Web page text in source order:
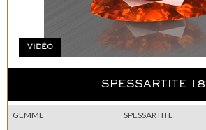
VIDÉO
SPESSARTITE 18
GEMME
SPESSARTITE